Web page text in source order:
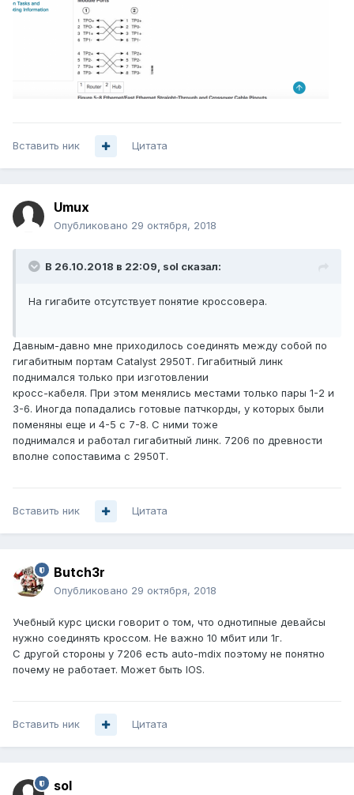
Вставить ник Цитата
Umux
Опубликовано 29 октября, 2018
В 26.10.2018 в 22:09, sol сказал:
На гигабите отсутствует понятие кроссовера.
Давным-давно мне приходилось соединять между собой по
гигабитным портам Catalyst 2950T. Гигабитный линк
поднимался только при изготовлении
кросс-кабеля. При этом менялись местами только пары 1-2 и
3-6. Иногда попадались готовые патчкорды, у которых были
поменяны еще и 4-5 с 7-8. С ними тоже
поднимался и работал гигабитный линк. 7206 по древности
вполне сопоставима с 2950T.
Вставить ник Цитата
Butch3r
Опубликовано 29 октября, 2018
Учебный курс циски говорит о том, что однотипные девайсы
нужно соединять кроссом. Не важно 10 мбит или 1г.
С другой стороны у 7206 есть auto-mdix поэтому не понятно
почему не работает. Может быть IOS.
Вставить ник Цитата
sol